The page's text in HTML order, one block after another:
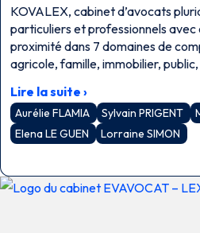
KOVALEX, cabinet d’avocats
particuliers et professionnels
proximité dans 7 domaines de
agricole, famille, immobilier,
Lire la suite ›
Aurélie FLAMIA Sylvain PRIGENT
Elena LE GUEN
Lorraine SIMON